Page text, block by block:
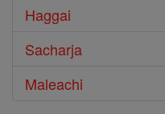
Haggai
Sacharja
Maleachi